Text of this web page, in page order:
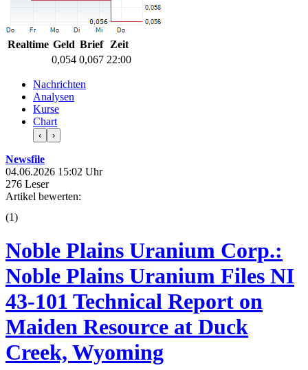
Realtime Geld Brief
Zeit
0,054 0,067 22:00
Nachrichten
Analysen
Kurse
Chart
‹ ›
Newsfile
04.06.2026 15:02 Uhr
276 Leser
Artikel bewerten:
(1)
Noble Plains Uranium Corp.:
Noble Plains Uranium Files NI
43-101 Technical Report on
Maiden Resource at Duck
Creek, Wyoming